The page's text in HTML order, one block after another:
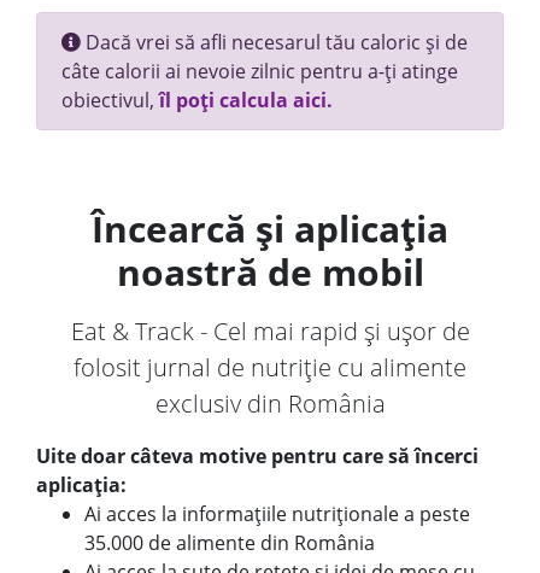
Dacă vrei să afli necesarul tău caloric și de
câte calorii ai nevoie zilnic pentru a-ți atinge
obiectivul,îl poți calcula aici.
Încearcă și aplicația
noastră de mobil
Eat & Track - Cel mai rapid și ușor de
folosit jurnal de nutriție cu alimente
exclusiv din România
Uite doar câteva motive pentru care să încerci
aplicația:
Ai acces la informațiile nutriționale a peste
35.000 de alimente din România